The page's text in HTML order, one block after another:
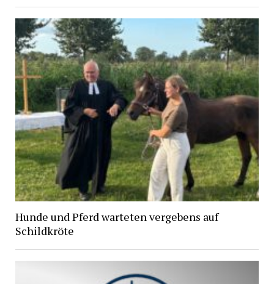
Hunde und Pferd warteten vergebens auf
Schildkröte